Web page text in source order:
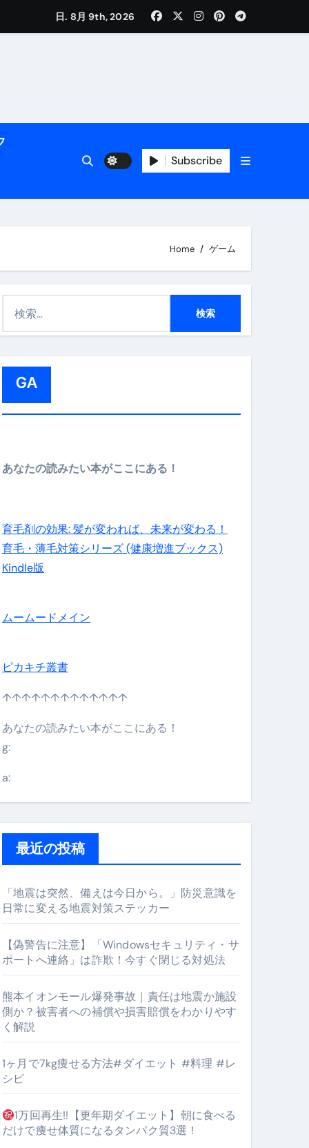
説
ン】
の先さらに貧しくなります。【 竹花貴騎 切り抜き 会社員
るのが独自ドメイン
日. 8月 9th, 2026
Subscribe
Home ゲーム
GA
あなたの読みたい本がここにある！
育毛剤の効果: 髪が変われば、未来が変わる！
育毛・薄毛対策シリーズ (健康増進ブックス)
Kindle版
ムームードメイン
ピカキチ叢書
↑↑↑↑↑↑↑↑↑↑↑↑↑
あなたの読みたい本がここにある！
g:
a:
最近の投稿
「地震は突然、備えは今日から。」防災意識を
日常に変える地震対策ステッカー
【偽警告に注意】「Windowsセキュリティ・サ
ポートへ連絡」は詐欺！今すぐ閉じる対処法
熊本イオンモール爆発事故｜責任は地震か施設
側か？被害者への補償や損害賠償をわかりやす
く解説
1ヶ月で7kg痩せる方法#ダイエット #料理 #レ
シピ
1万回再生!!【更年期ダイエット】朝に食べる
だけで痩せ体質になるタンパク質3選！